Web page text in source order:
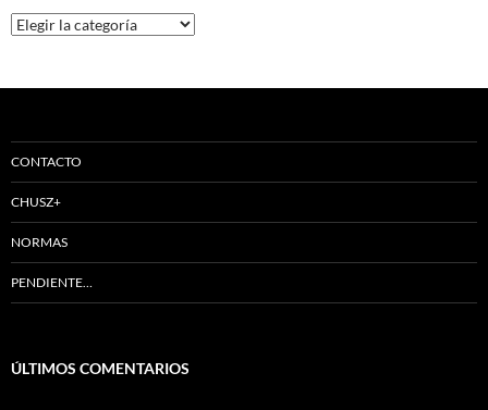
Categorías
CONTACTO
CHUSZ+
NORMAS
PENDIENTE…
ÚLTIMOS COMENTARIOS